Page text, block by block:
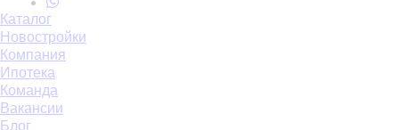
Каталог
Новостройки
Компания
Ипотека
Команда
Вакансии
Блог